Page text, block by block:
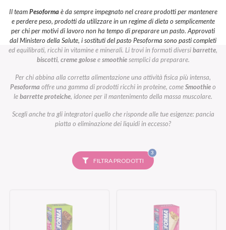
Il teamPesoformaè da sempre impegnato nel creare prodotti per mantenere
e perdere peso, prodotti da utilizzare in un regime di dieta o semplicemente
per chi per motivi di lavoro non ha tempo di preparare un pasto. Approvati
dal Ministero della Salute, i sostituti del pasto Pesoforma sono pasti completi
ed equilibrati, ricchi in vitamine e minerali. Li trovi in formati diversibarrette,
biscotti, creme goloseesmoothiesemplici da preparare.
Per chi abbina alla corretta alimentazione una attività fisica più intensa,
Pesoformaoffre una gamma di prodotti ricchi in proteine, comeSmoothieo
lebarrette proteiche, idonee per il mantenimento della massa muscolare.
Scegli anche tra gli integratori quello che risponde alle tue esigenze: pancia
piatta o eliminazione dei liquidi in eccesso?
FILTRA PRODOTTI
3FILTRI
SELEZIONATI